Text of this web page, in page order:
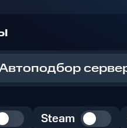
Steam